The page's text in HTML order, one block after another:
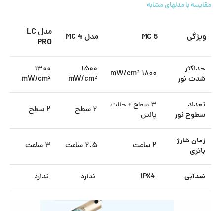
مقایسه با مدلهای مشابه
ویژگی MC 5 مدل MC 4
مدل LC
PRO
حداکثر
شدت نور
۱۸۰۰ mW/cm²
۱۵۰۰
mW/cm²
۱۳۰۰
mW/cm²
تعداد
سطوح نور
۳ سطح + حالت
پالس
۲ سطح ۲ سطح
زمان شارژ
باتری
۲ ساعت ۲.۵ ساعت ۳ ساعت
ضدآبی ندارد ندارد